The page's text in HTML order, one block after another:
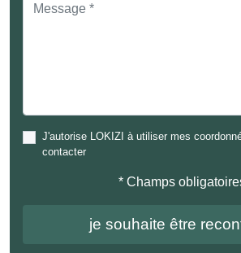
J'autorise LOKIZI à utiliser mes
contacter
* Champs